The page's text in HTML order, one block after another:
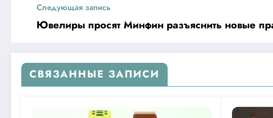
Следующая запись
Ювелиры просят Минфин разъяснить новые
СВЯЗАННЫЕ ЗАПИСИ